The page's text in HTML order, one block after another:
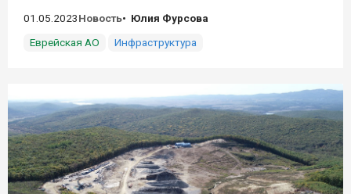
01.05.2023Новость
Юлия Фурсова
Еврейская АО
Инфраструктура